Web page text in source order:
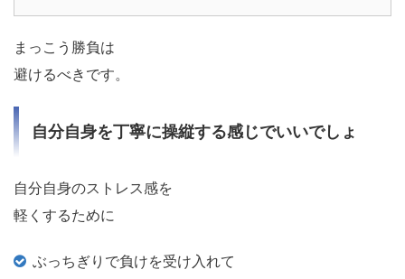
まっこう勝負は
避けるべきです。
自分自身を丁寧に操縦する感じでいいでしょ
自分自身のストレス感を
軽くするために
ぶっちぎりで負けを受け入れて